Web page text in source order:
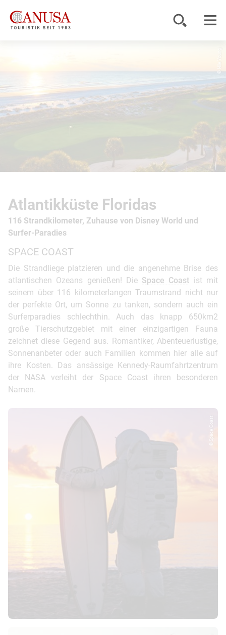
Inspiration
© Nile Young
Atlantikküste Floridas
116 Strandkilometer, Zuhause von Disney World und
Surfer-Paradies
SPACE COAST
Die Strandliege platzieren und die angenehme Brise des
atlantischen Ozeans genießen! Die Space Coast ist mit
seinem über 116 kilometerlangen Traumstrand nicht nur
der perfekte Ort, um Sonne zu tanken, sondern auch ein
Surferparadies schlechthin. Auch das knapp 650km2
große Tierschutzgebiet mit einer einzigartigen Fauna
zeichnet diese Gegend aus. Romantiker, Abenteuerlustige,
Sonnenanbeter oder auch Familien kommen hier alle auf
ihre Kosten. Das ansässige Kennedy-Raumfahrtzentrum
der NASA verleiht der Space Coast ihren besonderen
Namen.
© Space Coast